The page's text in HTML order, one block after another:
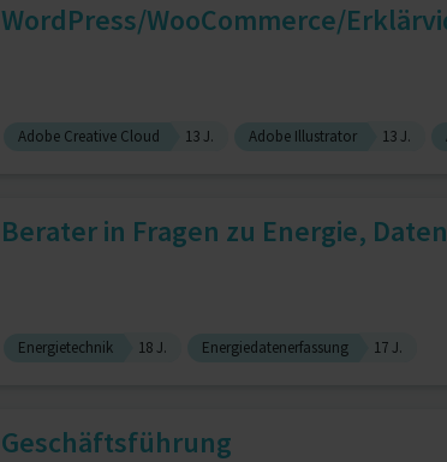
WordPress/WooCommerce/
Adobe Creative Cloud 13 J. Adobe Illustrator 13 J.
Berater in Fragen zu Energie,
Energietechnik 18 J. Energiedatenerfassung 17 J.
Geschäftsführung